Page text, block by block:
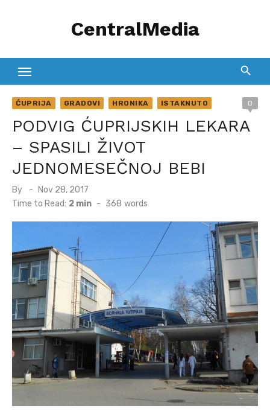
CentralMedia
ĆUPRIJA GRADOVI HRONIKA ISTAKNUTO 0
PODVIG ĆUPRIJSKIH LEKARA
– SPASILI ŽIVOT
JEDNOMESEČNOJ BEBI
By
Posted
on
Nov 28, 2017
Time to Read: 2 min - 368 words